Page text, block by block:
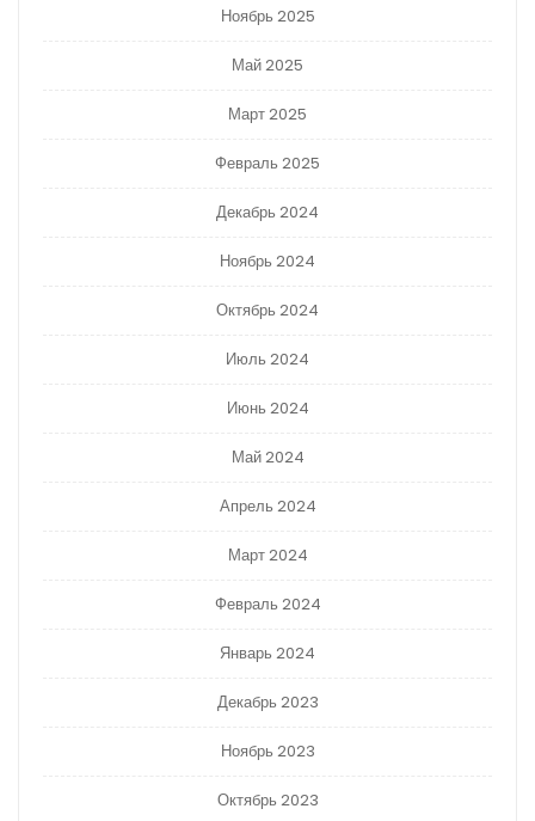
Ноябрь 2025
Май 2025
Март 2025
Февраль 2025
Декабрь 2024
Ноябрь 2024
Октябрь 2024
Июль 2024
Июнь 2024
Май 2024
Апрель 2024
Март 2024
Февраль 2024
Январь 2024
Декабрь 2023
Ноябрь 2023
Октябрь 2023